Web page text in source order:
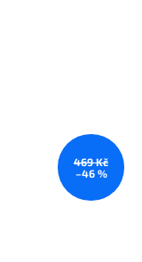
469 Kč
–46 %